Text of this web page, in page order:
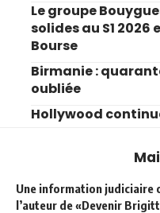
Le groupe
solides au S1 2026
Bourse
Birmanie :
oubliée
Hollywood
Une information judiciaire
l’auteur de «Devenir